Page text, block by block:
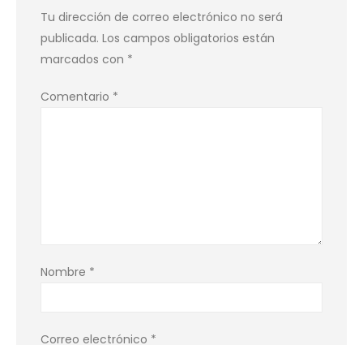
Tu dirección de correo electrónico no será
publicada. Los campos obligatorios están
marcados con *
Comentario *
Nombre *
Correo electrónico *